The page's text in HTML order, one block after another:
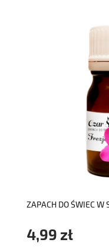
ZAPACH DO ŚWIEC W
4,99 zł